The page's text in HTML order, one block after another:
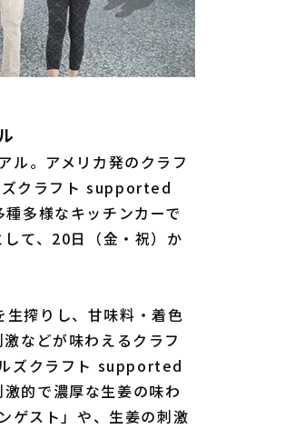
ル。アメリカ発のクラフ
ズクラフト supported
多様なキッチンカーで
て、20日（金・祝）か
搾りし、甘味料・着色
などが味わえるクラフ
ズクラフト supported
的で濃厚な生姜の味わ
ゲスト」や、生姜の刺激